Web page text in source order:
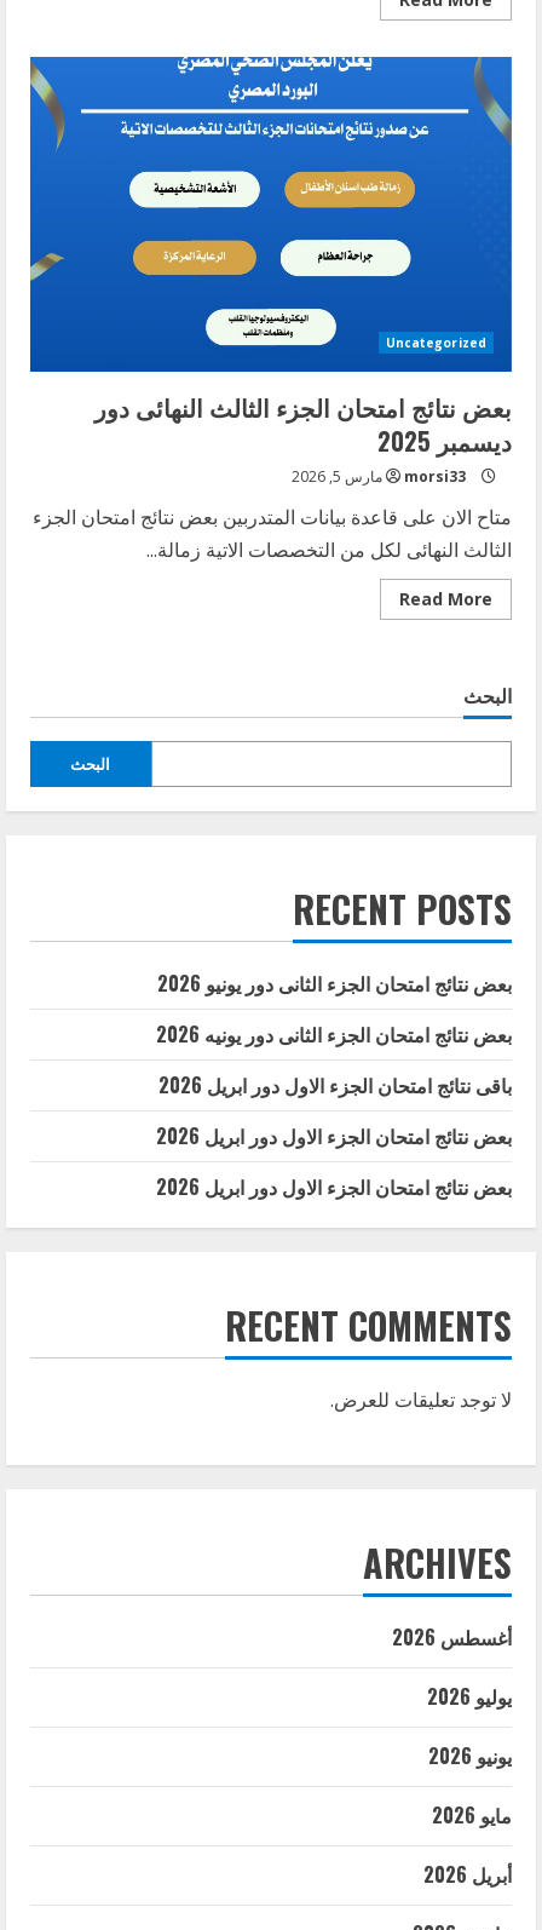
more
الثالث
النهائى
ديسمبر
2025
Uncategorized
بعض نتائج امتحان الجزء الثالث النهائى دور
ديسمبر 2025
morsi33 مارس 5, 2026
متاح الان على قاعدة بيانات المتدربين بعض نتائج امتحان الجزء
الثالث النهائى لكل من التخصصات الاتية زمالة...
Read More
Read
more
الثالث
2025
البحث
البحث
RECENT POSTS
بعض نتائج امتحان الجزء الثانى دور يونيو 2026
بعض نتائج امتحان الجزء الثانى دور يونيه 2026
باقى نتائج امتحان الجزء الاول دور ابريل 2026
بعض نتائج امتحان الجزء الاول دور ابريل 2026
بعض نتائج امتحان الجزء الاول دور ابريل 2026
RECENT COMMENTS
لا توجد تعليقات للعرض.
ARCHIVES
أغسطس 2026
يوليو 2026
يونيو 2026
مايو 2026
أبريل 2026